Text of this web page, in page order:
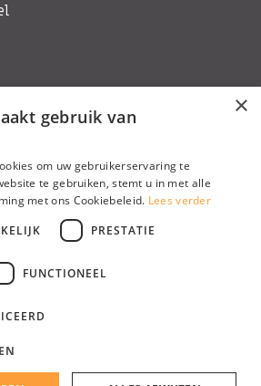
Noten
- 2026 Bas Boer Noten
Privacy Policy
×
gebruik van
om uw gebruikerservaring te
te gebruiken, stemt u in met alle
met ons Cookiebeleid. Lees verder
PRESTATIE
FUNCTIONEEL